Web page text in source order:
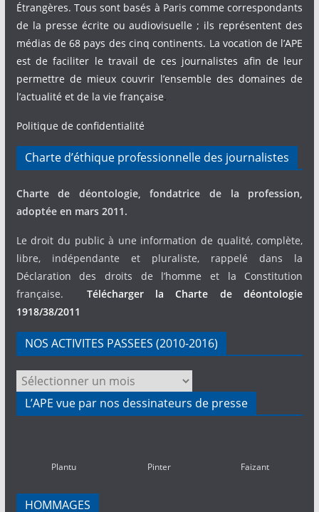
Étrangères. Tous sont basés à Paris comme correspondants
de la presse écrite ou audiovisuelle ; ils représentent des
médias de 68 pays des cinq continents. La vocation de l’APE
est de faciliter le travail de ces journalistes afin de leur
permettre de mieux couvrir l’ensemble des domaines de
l’actualité et de la vie française.
Politique de confidentialité
Charte d’éthique professionnelle des journalistes
Charte de déontologie, fondatrice de la profession,
adoptée en mars 2011.
Le droit du public à une information de qualité, complète,
libre, indépendante et pluraliste, rappelé dans la
Déclaration des droits de l’homme et la Constitution
française. Télécharger la Charte de déontologie
1918/38/2011
NOS ACTIVITES PASSEES (2010-2016)
NOS
ACTIVITES
PASSEES
L’APE vue par nos dessinateurs de presse
Plantu Pinter Faizant
HOMMAGES